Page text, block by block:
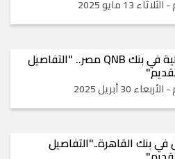
وظائف خالية في بنك QNB مصر.. "التفاصيل
بنك القاهرة.."التفاصيل